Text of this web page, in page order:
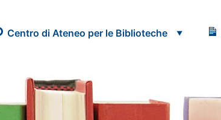
Centro di Ateneo per le Biblioteche